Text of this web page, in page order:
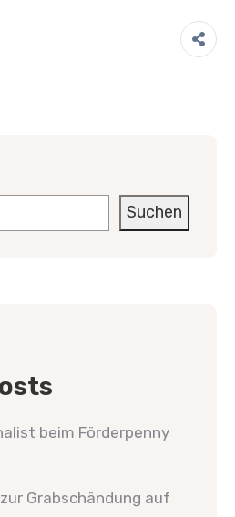
Suchen
beim Förderpenny
Grabschändung auf